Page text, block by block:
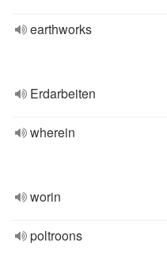
earthworks
Erdarbeiten
wherein
worin
poltroons